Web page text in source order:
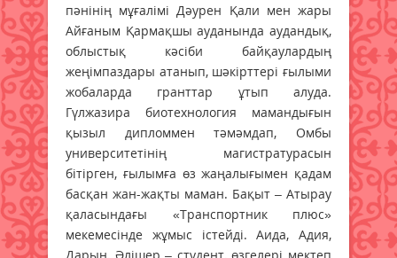
пәнінің мұғалімі Дәурен Қали мен жары
Айғаным Қармақшы ауданында аудандық,
облыстық кәсіби байқаулардың
жеңімпаздары атанып, шәкірттері ғылыми
жобаларда гранттар ұтып алуда.
Гүлжазира биотехнология мамандығын
қызыл дипломмен тәмәмдап, Омбы
университетінің магистратурасын
бітірген, ғылымға өз жаңалығымен қадам
басқан жан-жақты маман. Бақыт – Атырау
қаласындағы «Транспортник плюс»
мекемесінде жұмыс істейді. Аида, Адия,
Дарын, Әлішер – студент, өзгелері мектеп